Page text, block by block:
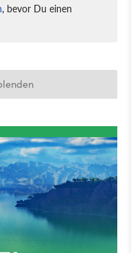
, bevor Du einen